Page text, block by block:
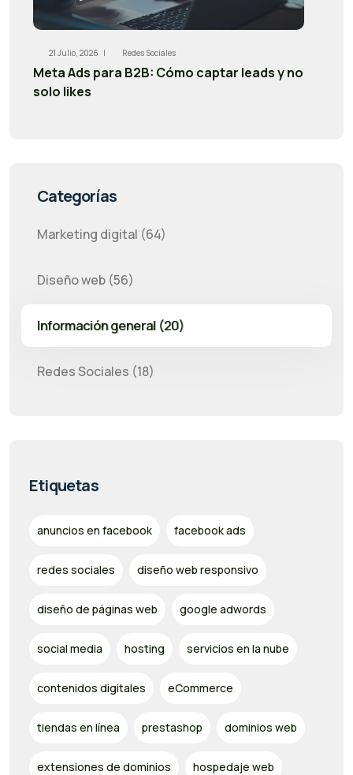
21 Julio, 2026 | Redes Sociales
Meta Ads para B2B: Cómo captar leads y no
solo likes
Categorías
Marketing digital (64)
Diseño web (56)
Información general (20)
Redes Sociales (18)
Etiquetas
anuncios en facebook facebook ads
redes sociales diseño web responsivo
diseño de páginas web google adwords
social media hosting servicios en la nube
contenidos digitales eCommerce
tiendas en línea prestashop dominios web
extensiones de dominios hospedaje web